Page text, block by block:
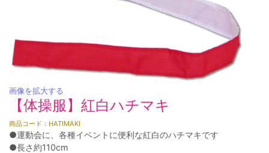
画像を拡大する
【体操服】紅白ハチマキ
商品コード：HATIMAKI
●運動会に、各種イベントに便利な紅白のハチマキです
●長さ約110cm